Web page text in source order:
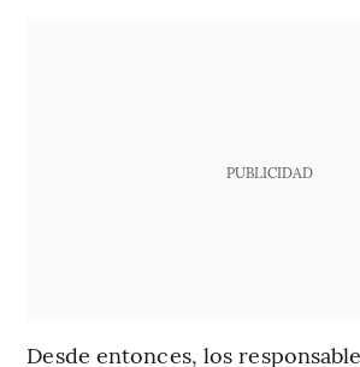
PUBLICIDAD
Desde entonces, los